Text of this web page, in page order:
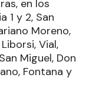
en los
1 y 2, San
Moreno,
Vial,
Miguel, Don
Fontana y